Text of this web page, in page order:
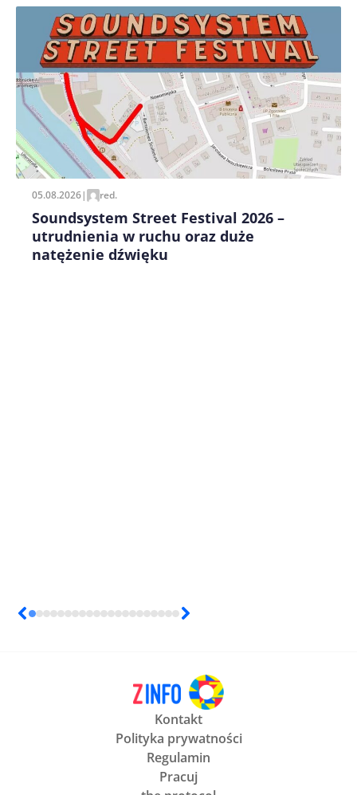
Zapamiętaj moje dane w tej przeglądarce podczas
pisania kolejnych komentarzy.
05.08.2026| red.
Soundsystem Street Festival 2026 –
utrudnienia w ruchu oraz duże
natężenie dźwięku
Kontakt
Polityka prywatności
Regulamin
Pracuj